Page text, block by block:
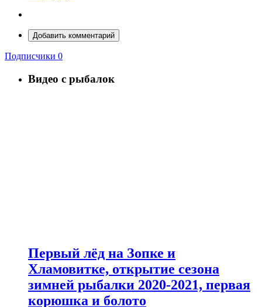
Добавить комментарий
Подписчики 0
Видео с рыбалок
Первый лёд на Зопке и
Хламовитке, открытие сезона
зимней рыбалки 2020-2021, первая
корюшка и болото